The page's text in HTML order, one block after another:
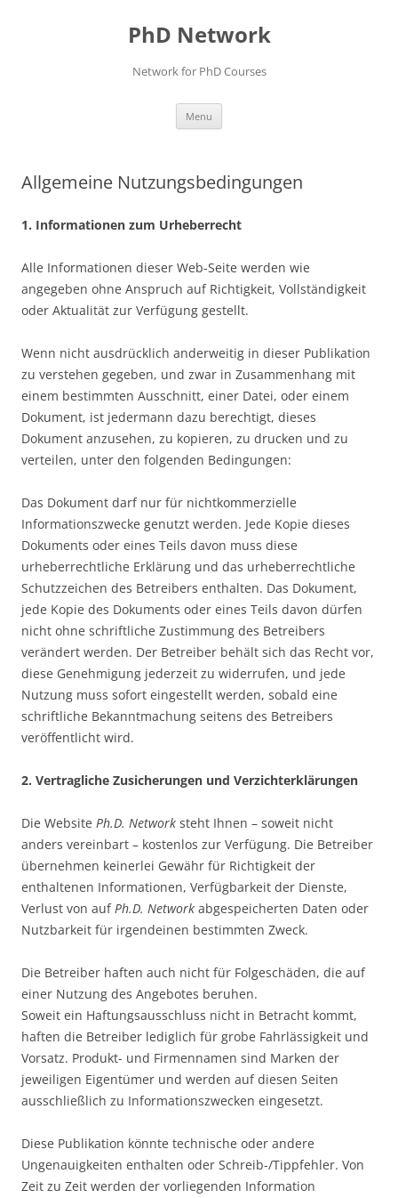
PhD Network
Network for PhD Courses
Menu
Allgemeine Nutzungsbedingungen
1. Informationen zum Urheberrecht
Alle Informationen dieser Web-Seite werden wie
angegeben ohne Anspruch auf Richtigkeit, Vollständigkeit
oder Aktualität zur Verfügung gestellt.
Wenn nicht ausdrücklich anderweitig in dieser Publikation
zu verstehen gegeben, und zwar in Zusammenhang mit
einem bestimmten Ausschnitt, einer Datei, oder einem
Dokument, ist jedermann dazu berechtigt, dieses
Dokument anzusehen, zu kopieren, zu drucken und zu
verteilen, unter den folgenden Bedingungen:
Das Dokument darf nur für nichtkommerzielle
Informationszwecke genutzt werden. Jede Kopie dieses
Dokuments oder eines Teils davon muss diese
urheberrechtliche Erklärung und das urheberrechtliche
Schutzzeichen des Betreibers enthalten. Das Dokument,
jede Kopie des Dokuments oder eines Teils davon dürfen
nicht ohne schriftliche Zustimmung des Betreibers
verändert werden. Der Betreiber behält sich das Recht vor,
diese Genehmigung jederzeit zu widerrufen, und jede
Nutzung muss sofort eingestellt werden, sobald eine
schriftliche Bekanntmachung seitens des Betreibers
veröffentlicht wird.
2. Vertragliche Zusicherungen und Verzichterklärungen
Die Website Ph.D. Network steht Ihnen – soweit nicht
anders vereinbart – kostenlos zur Verfügung. Die Betreiber
übernehmen keinerlei Gewähr für Richtigkeit der
enthaltenen Informationen, Verfügbarkeit der Dienste,
Verlust von aufPh.D. Network abgespeicherten Daten oder
Nutzbarkeit für irgendeinen bestimmten Zweck.
Die Betreiber haften auch nicht für Folgeschäden, die auf
einer Nutzung des Angebotes beruhen.
Soweit ein Haftungsausschluss nicht in Betracht kommt,
haften die Betreiber lediglich für grobe Fahrlässigkeit und
Vorsatz. Produkt- und Firmennamen sind Marken der
jeweiligen Eigentümer und werden auf diesen Seiten
ausschließlich zu Informationszwecken eingesetzt.
Diese Publikation könnte technische oder andere
Ungenauigkeiten enthalten oder Schreib-/Tippfehler. Von
Zeit zu Zeit werden der vorliegenden Information